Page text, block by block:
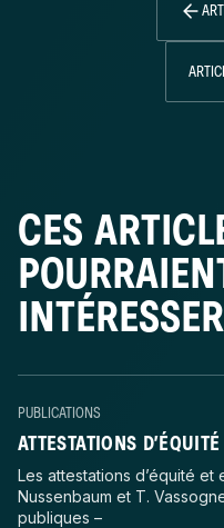
CES
INTÉRESSER
PUBLICATIONS
ATTESTATIONS
Les attestations d’équité
Nussenbaum et T.
publiques –